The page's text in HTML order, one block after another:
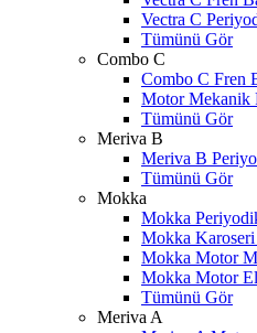
Vectra C
Tümünü Gör
Combo C
Combo C Fren
Motor Mekanik
Tümünü Gör
Meriva B
Meriva B
Tümünü Gör
Mokka
Mokka
Mokka
Mokka Motor
Mokka Motor
Tümünü Gör
Meriva A